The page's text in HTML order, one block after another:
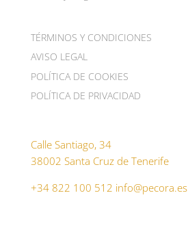
TÉRMINOS Y CONDICIONES
AVISO LEGAL
POLÍTICA DE COOKIES
POLÍTICA DE PRIVACIDAD
Calle Santiago, 34
38002 Santa Cruz de Tenerife
+34 822 100 512 info@pecora.es